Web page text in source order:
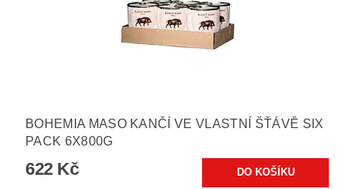
BOHEMIA MASO KANČÍ VE VLASTNÍ ŠŤÁVĚ SIX
PACK 6X800G
622 Kč